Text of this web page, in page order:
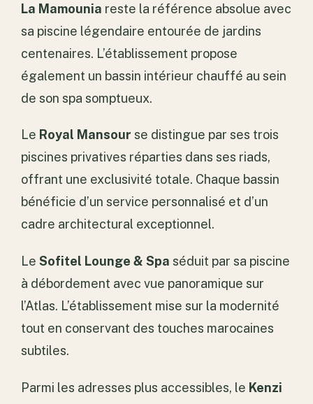
La Mamounia reste la référence absolue avec
sa piscine légendaire entourée de jardins
centenaires. L’établissement propose
également un bassin intérieur chauffé au sein
de son spa somptueux.
Le Royal Mansour se distingue par ses trois
piscines privatives réparties dans ses riads,
offrant une exclusivité totale. Chaque bassin
bénéficie d’un service personnalisé et d’un
cadre architectural exceptionnel.
LeSofitel Lounge & Spa séduit par sa piscine
à débordement avec vue panoramique sur
l’Atlas. L’établissement mise sur la modernité
tout en conservant des touches marocaines
subtiles.
Parmi les adresses plus accessibles, le Kenzi